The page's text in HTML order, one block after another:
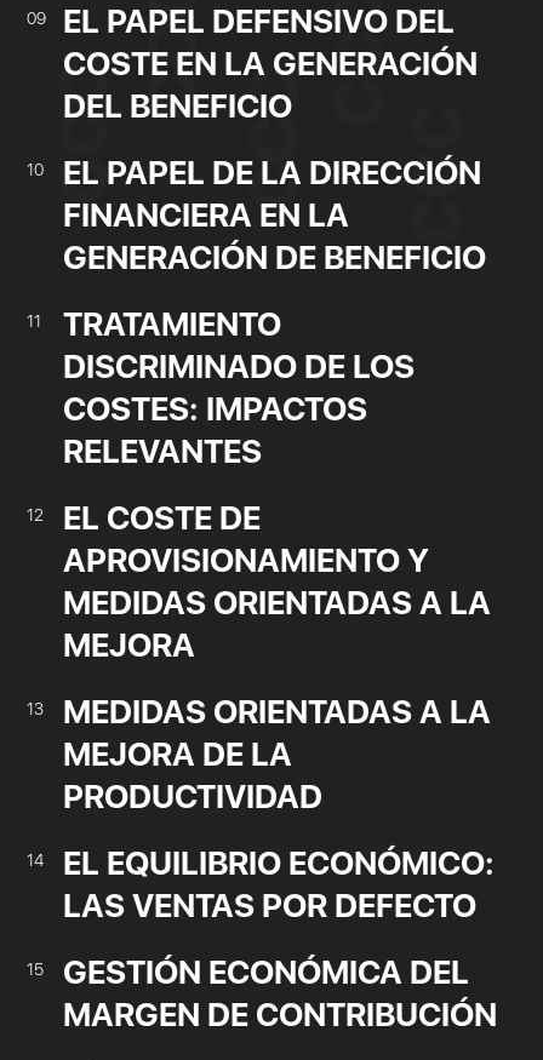
09
EL PAPEL DEFENSIVO DEL
COSTE EN LA GENERACIÓN
DEL BENEFICIO
10
EL PAPEL DE LA DIRECCIÓN
FINANCIERA EN LA
GENERACIÓN DE BENEFICIO
11
TRATAMIENTO
DISCRIMINADO DE LOS
COSTES: IMPACTOS
RELEVANTES
12
EL COSTE DE
APROVISIONAMIENTO Y
MEDIDAS ORIENTADAS A LA
MEJORA
13
MEDIDAS ORIENTADAS A LA
MEJORA DE LA
PRODUCTIVIDAD
14
EL EQUILIBRIO ECONÓMICO:
LAS VENTAS POR DEFECTO
15
GESTIÓN ECONÓMICA DEL
MARGEN DE CONTRIBUCIÓN